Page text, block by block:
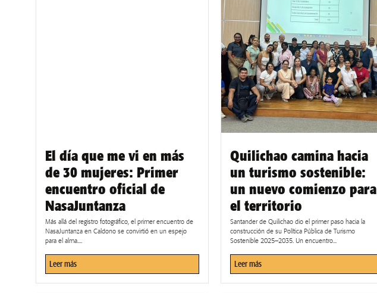
El día que me vi en más
de 30 mujeres: Primer
encuentro oficial de
NasaJuntanza
Más allá del registro fotográfico, el primer encuentro de
NasaJuntanza en Caldono se convirtió en un espejo
para el alma....
Leer más
Quilichao camina hacia
un turismo sostenible:
un nuevo comienzo para
el territorio
Santander de Quilichao dio el primer paso hacia la
construcción de su Política Pública de Turismo
Sostenible 2025–2035. Un encuentro...
Leer más